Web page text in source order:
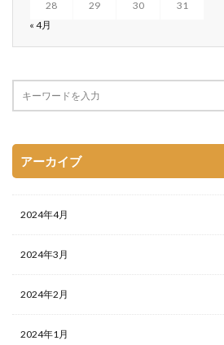
28 29 30
31
« 4月
アーカイブ
2024年4月
2024年3月
2024年2月
2024年1月